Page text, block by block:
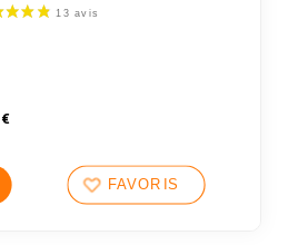
€
FAVORIS